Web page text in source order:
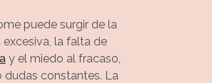
puede surgir de la
la falta de
y el miedo al fracaso,
dudas constantes. La